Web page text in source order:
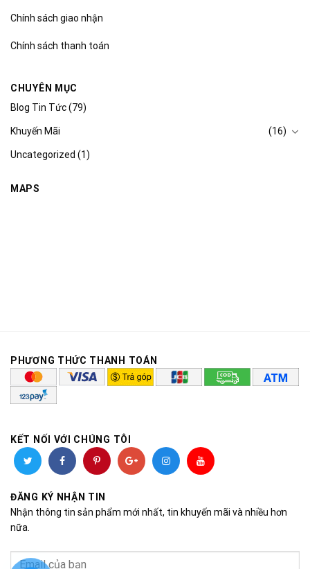
Chính sách giao nhận
Chính sách thanh toán
CHUYÊN MỤC
Blog Tin Tức(79)
Khuyến Mãi (16)
Uncategorized (1)
MAPS
PHƯƠNG THỨC THANH TOÁN
KẾT NỐI VỚI CHÚNG TÔI
ĐĂNG KÝ NHẬN TIN
Nhận thông tin sản phẩm mới nhất, tin khuyến mãi và nhiều hơn
nữa.